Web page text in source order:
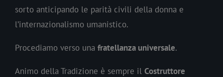
sorto anticipando le parità civili della donna e
l’internazionalismo umanistico.
Procediamo verso una fratellanza universale.
Animo della Tradizione è sempre il Costruttore